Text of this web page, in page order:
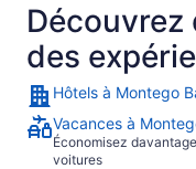
Découvrez
des
Hôtels à Montego
Vacances à
Économisez
voitures